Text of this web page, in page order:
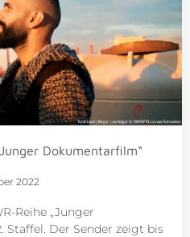
Dokumentarfilm“
2022
Reihe „Junger
Staffel. Der Sender zeigt bis